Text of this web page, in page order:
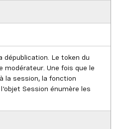
dépublication. Le token du
modérateur. Une fois que le
la session, la fonction
Session énumère les